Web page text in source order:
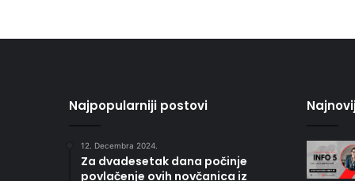
Najpopularniji postovi
12. Decembra 2024.
Za dvadesetak dana počinje
povlačenje ovih novčanica iz